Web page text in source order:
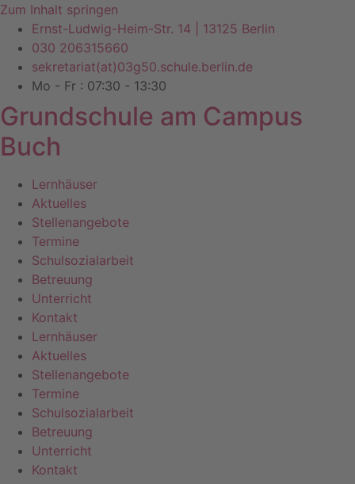
Zum Inhalt springen
Ernst-Ludwig-Heim-Str. 14 | 13125 Berlin
030 206315660
sekretariat(at)03g50.schule.berlin.de
Mo - Fr : 07:30 - 13:30
Grundschule am Campus
Buch
Lernhäuser
Aktuelles
Stellenangebote
Termine
Schulsozialarbeit
Betreuung
Unterricht
Kontakt
Lernhäuser
Aktuelles
Stellenangebote
Termine
Schulsozialarbeit
Betreuung
Unterricht
Kontakt